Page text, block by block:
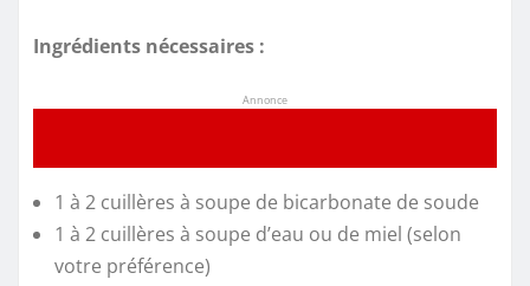
Ingrédients nécessaires :
Annonce
1 à 2 cuillères à soupe de bicarbonate de soude
1 à 2 cuillères à soupe d’eau ou de miel (selon
votre préférence)